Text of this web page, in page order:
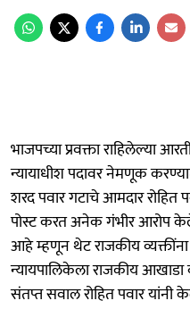
भाजपच्या प्रवक्ता राहिलेल्या
न्यायाधीश पदावर नेमणूक
शरद पवार गटाचे आमदार रोहित
पोस्ट करत अनेक गंभीर आरोप केले
आहे म्हणून थेट राजकीय
न्यायपालिकेला राजकीय आखाडा
संतप्त सवाल रोहित पवार यांनी